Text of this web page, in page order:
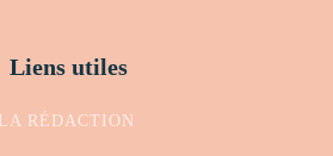
Liens utiles
LA RÉDACTION